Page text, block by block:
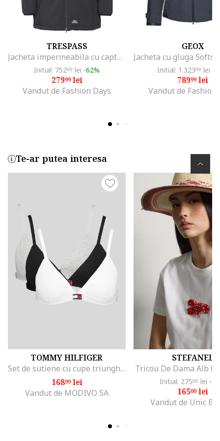
TRESPASS
Jacheta impermeabila cu captuseala din material teddy Kristen, Negru
Initial: 75299 lei -62%
27999lei
Vandut de Fashion Days
GEOX
Initial: 1.32399 lei
78999lei
Vandut de Fashion
Te-ar putea interesa
TOMMY HILFIGER
Set de sutiene cu cupe triunghiulare si detaliu logo - 3 perechi, Alb/Negru/Gri melange
16899lei
Vandut de MODIVO SA
STEFANEL
Tricou De Dama Alb
Initial: 27500 lei -
16500lei
Vandut de Unic